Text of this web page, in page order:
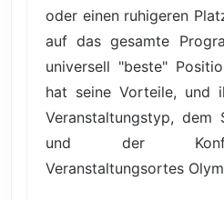
oder einen ruhigeren
auf das gesamte
universell "beste"
hat seine Vorteile, und
Veranstaltungstyp, dem
und der
Veranstaltungsortes